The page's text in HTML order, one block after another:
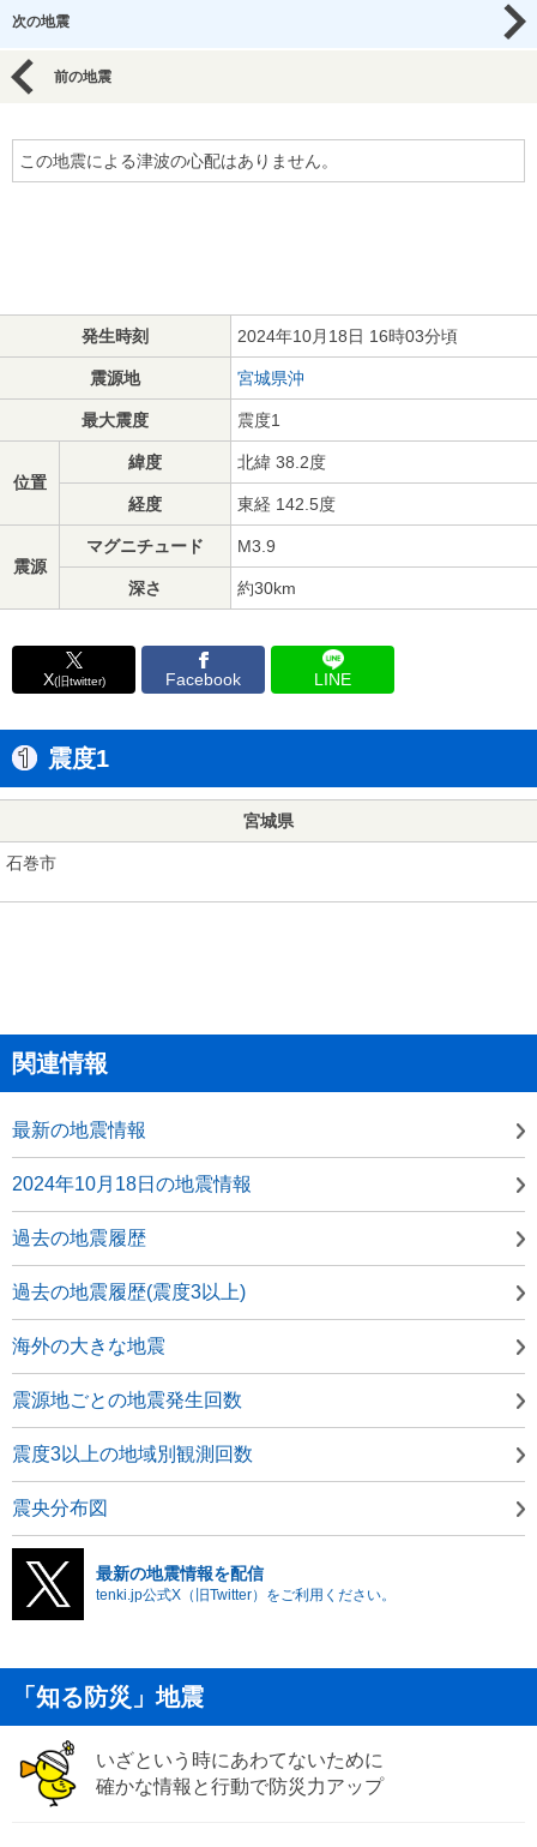
次の地震
前の地震
この地震による津波の心配はありません。
発生時刻 2024年10月18日 16時03分頃
震源地 宮城県沖
最大震度 震度1
位置
緯度 北緯 38.2度
経度 東経 142.5度
震源
マグニチュード M3.9
深さ 約30km
X(旧twitter) Facebook LINE
震度1
宮城県
石巻市
関連情報
最新の地震情報
2024年10月18日の地震情報
過去の地震履歴
過去の地震履歴(震度3以上)
海外の大きな地震
震源地ごとの地震発生回数
震度3以上の地域別観測回数
震央分布図
最新の地震情報を配信
tenki.jp公式X（旧Twitter）をご利用ください。
「知る防災」地震
いざという時にあわてないために
確かな情報と行動で防災力アップ